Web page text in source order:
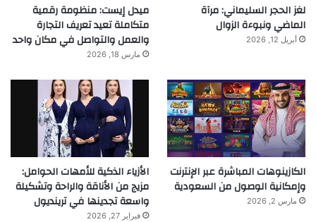
لغز الحجر السليماني: مرآة
الماضي ونبوءة الزوال
أبريل 12, 2026
ميدل إيست: منظومة رقمية
متكاملة تعيد تعريف التجارة
والعمل والتواصل في مكان واحد
مارس 18, 2026
الكازينوهات المباشرة عبر الإنترنت
وإمكانية الوصول من السعودية
مارس 2, 2026
الأزياء الذكية للأمهات الحوامل:
مزيج من الأناقة والراحة وتشكيلة
واسعة تجدينها في ترينديول
فبراير 27, 2026